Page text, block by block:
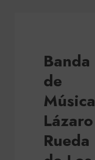
Banda
de
Música
Lázaro
Rueda